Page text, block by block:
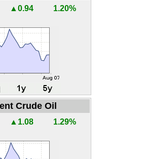
▲0.94 1.20%
Crude Oil
▲1.08 1.29%